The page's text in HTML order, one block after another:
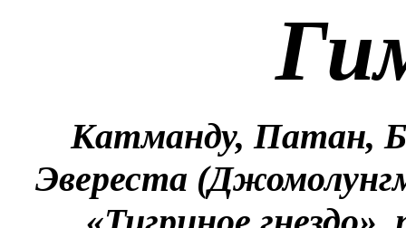
Катманду, Патан,
Эвереста